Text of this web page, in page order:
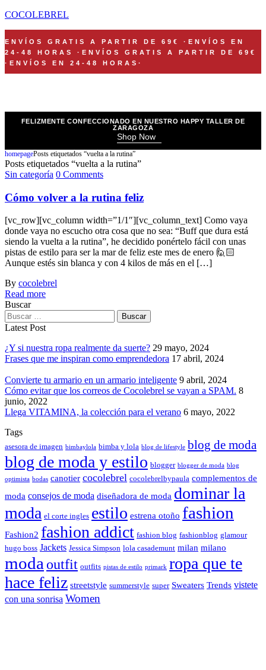
COCOLEBREL
ENVÍOS GRATIS A PARTIR DE 69€ · ENVÍOS EN
24-48 HORAS · ENVÍOS GRATIS A PARTIR DE 69€
· ENVÍOS EN 24-48 HORAS ·
FELIZMENTE CONFECCIONADO EN NUESTRO HAPPY TALLER DE
ZARAGOZA
Shop Now
homepagePosts etiquetados “vuelta a la rutina”
Posts etiquetados “vuelta a la rutina”
Sin categoría 0 Comments
Cómo volver a la rutina feliz
[vc_row][vc_column width=”1/1″][vc_column_text] Como vaya
donde vaya no escucho otra cosa que no sea: “Buff que dura está
siendo la vuelta a la rutina”, he decidido ponértelo fácil con unas
pistas de estilo para ser la mar de feliz este mes de enero 🙋🏻
Aunque estés sin blanca y con 4 kilos de más en el […]
By cocolebrel
Read more
Buscar
Latest Post
¿Y si nuestra ropa realmente da suerte? 29 mayo, 2024
Frases que me inspiran como emprendedora 17 abril, 2024
Convierte tu armario en un armario inteligente 9 abril, 2024
Cómo evitar que los correos de Cocolebrel se vayan a SPAM. 8
junio, 2022
Llega VITAMINA, la colección para el verano 6 mayo, 2022
Tags
asesora de imagen bimbaylola bimba y lola blog de lifestyle blog de moda
blog de moda y estilo blogger blogger de moda blog
optimista bodas canotier cocolebrel cocolebrelbypaula complementos de
moda consejos de moda diseñadora de moda dominar la
moda el corte ingles estilo estrena otoño fashion
Fashion2 fashion addict fashion blog fashionblog glamour
hugo boss Jackets Jessica Simpson lola casademunt milan milano
modaoutfit outfits pistas de estilo primark ropa que te
hace feliz streetstyle summerstyle super Sweaters Trends vistete
con una sonrisa Women